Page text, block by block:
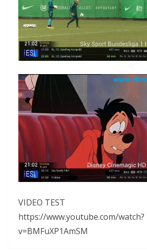
VIDEO TEST
https://www.youtube.com/watch?
v=BMFuXP1AmSM